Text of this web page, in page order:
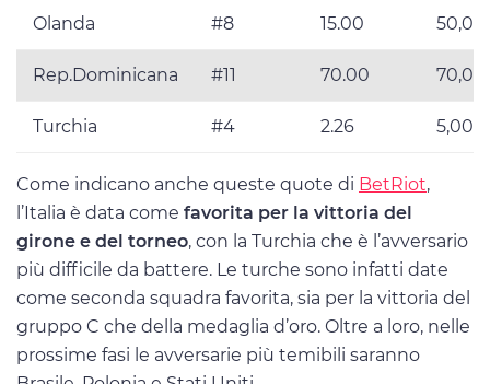
Olanda #8 15.00 50,00
Rep.Dominicana #11 70.00 70,00
Turchia #4 2.26 5,00
Come indicano anche queste quote di BetRiot,
l’Italia è data come favorita per la vittoria del
girone e del torneo, con la Turchia che è l’avversario
più difficile da battere. Le turche sono infatti date
come seconda squadra favorita, sia per la vittoria del
gruppo C che della medaglia d’oro. Oltre a loro, nelle
prossime fasi le avversarie più temibili saranno